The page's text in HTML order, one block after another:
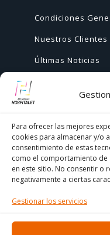
Para ofrecer las mejores
cookies para almacenar y/o
consentimiento de estas
como el comportamiento de
en este sitio. No consentir o
negativamente a ciertas
Gestionar los servicios
Condiciones
Nuestros Clientes
Últimas Noticias
 + 34 933 776

Cornellà de